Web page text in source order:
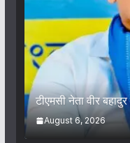
टीएमसी नेता वीर
August 6, 2026